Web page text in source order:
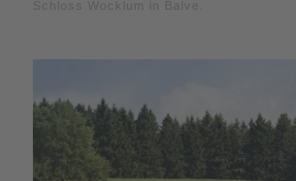
Schloss Wocklum in Balve.